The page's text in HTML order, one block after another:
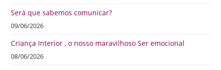
Será que sabemos comunicar?
09/06/2026
Criança Interior , o nosso maravilhoso Ser emocional
08/06/2026